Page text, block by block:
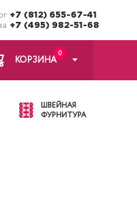
+7 (812) 655-67-41
+7 (495) 982-51-68
0
КОРЗИНА
ШВЕЙНАЯ
ФУРНИТУРА